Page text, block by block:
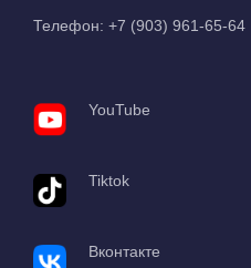
Телефон: +7 (903) 961-65-64
YouTube
Tiktok
Вконтакте